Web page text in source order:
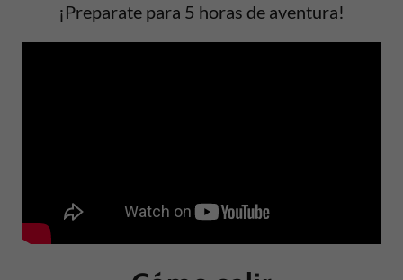
¡Preparate para 5 horas de aventura!